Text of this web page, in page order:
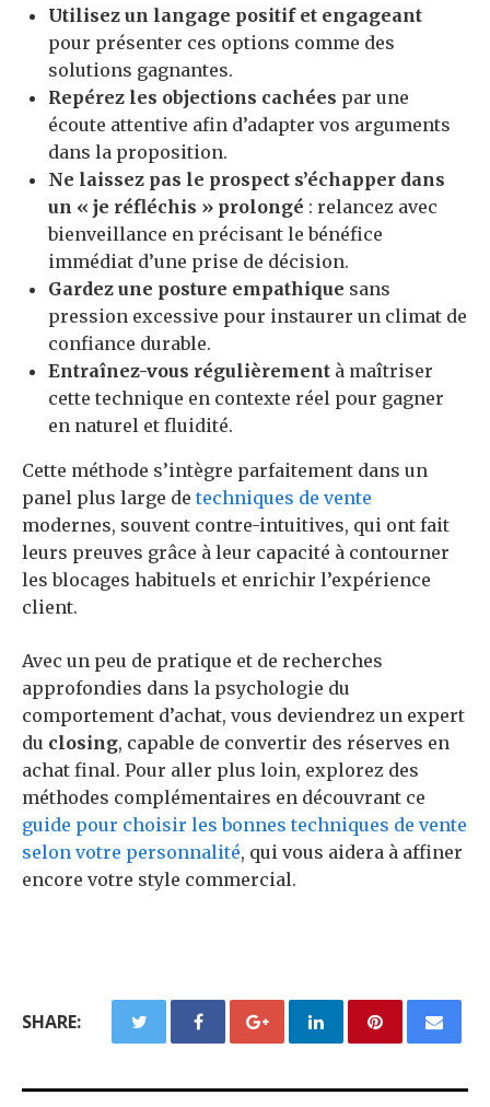
Utilisez un langage positif et engageant
pour présenter ces options comme des
solutions gagnantes.
Repérez les objections cachées par une
écoute attentive afin d’adapter vos arguments
dans la proposition.
Ne laissez pas le prospect s’échapper dans
un « je réfléchis » prolongé : relancez avec
bienveillance en précisant le bénéfice
immédiat d’une prise de décision.
Gardez une posture empathique sans
pression excessive pour instaurer un climat de
confiance durable.
Entraînez-vous régulièrement à maîtriser
cette technique en contexte réel pour gagner
en naturel et fluidité.
Cette méthode s’intègre parfaitement dans un
panel plus large de techniques de vente
modernes, souvent contre-intuitives, qui ont fait
leurs preuves grâce à leur capacité à contourner
les blocages habituels et enrichir l’expérience
client.
Avec un peu de pratique et de recherches
approfondies dans la psychologie du
comportement d’achat, vous deviendrez un expert
du closing, capable de convertir des réserves en
achat final. Pour aller plus loin, explorez des
méthodes complémentaires en découvrant ce
guide pour choisir les bonnes techniques de vente
selon votre personnalité, qui vous aidera à affiner
encore votre style commercial.
SHARE: